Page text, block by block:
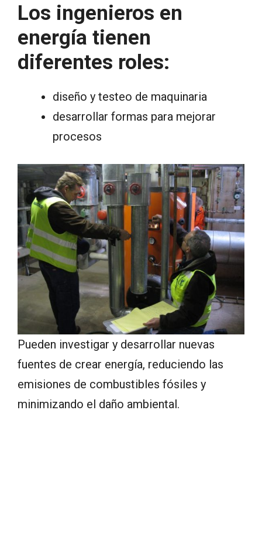
Los ingenieros en
energía tienen
diferentes roles:
diseño y testeo de maquinaria
desarrollar formas para mejorar
procesos
Pueden investigar y desarrollar nuevas
fuentes de crear energía, reduciendo las
emisiones de combustibles fósiles y
minimizando el daño ambiental.